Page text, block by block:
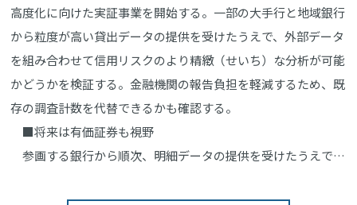
高度化に向けた実証事業を開始する。一部の大手行と地域銀行
から粒度が高い貸出データの提供を受けたうえで、外部データ
を組み合わせて信用リスクのより精緻（せいち）な分析が可能
かどうかを検証する。金融機関の報告負担を軽減するため、既
存の調査計数を代替できるかも確認する。
■将来は有価証券も視野
参画する銀行から順次、明細データの提供を受けたうえで…